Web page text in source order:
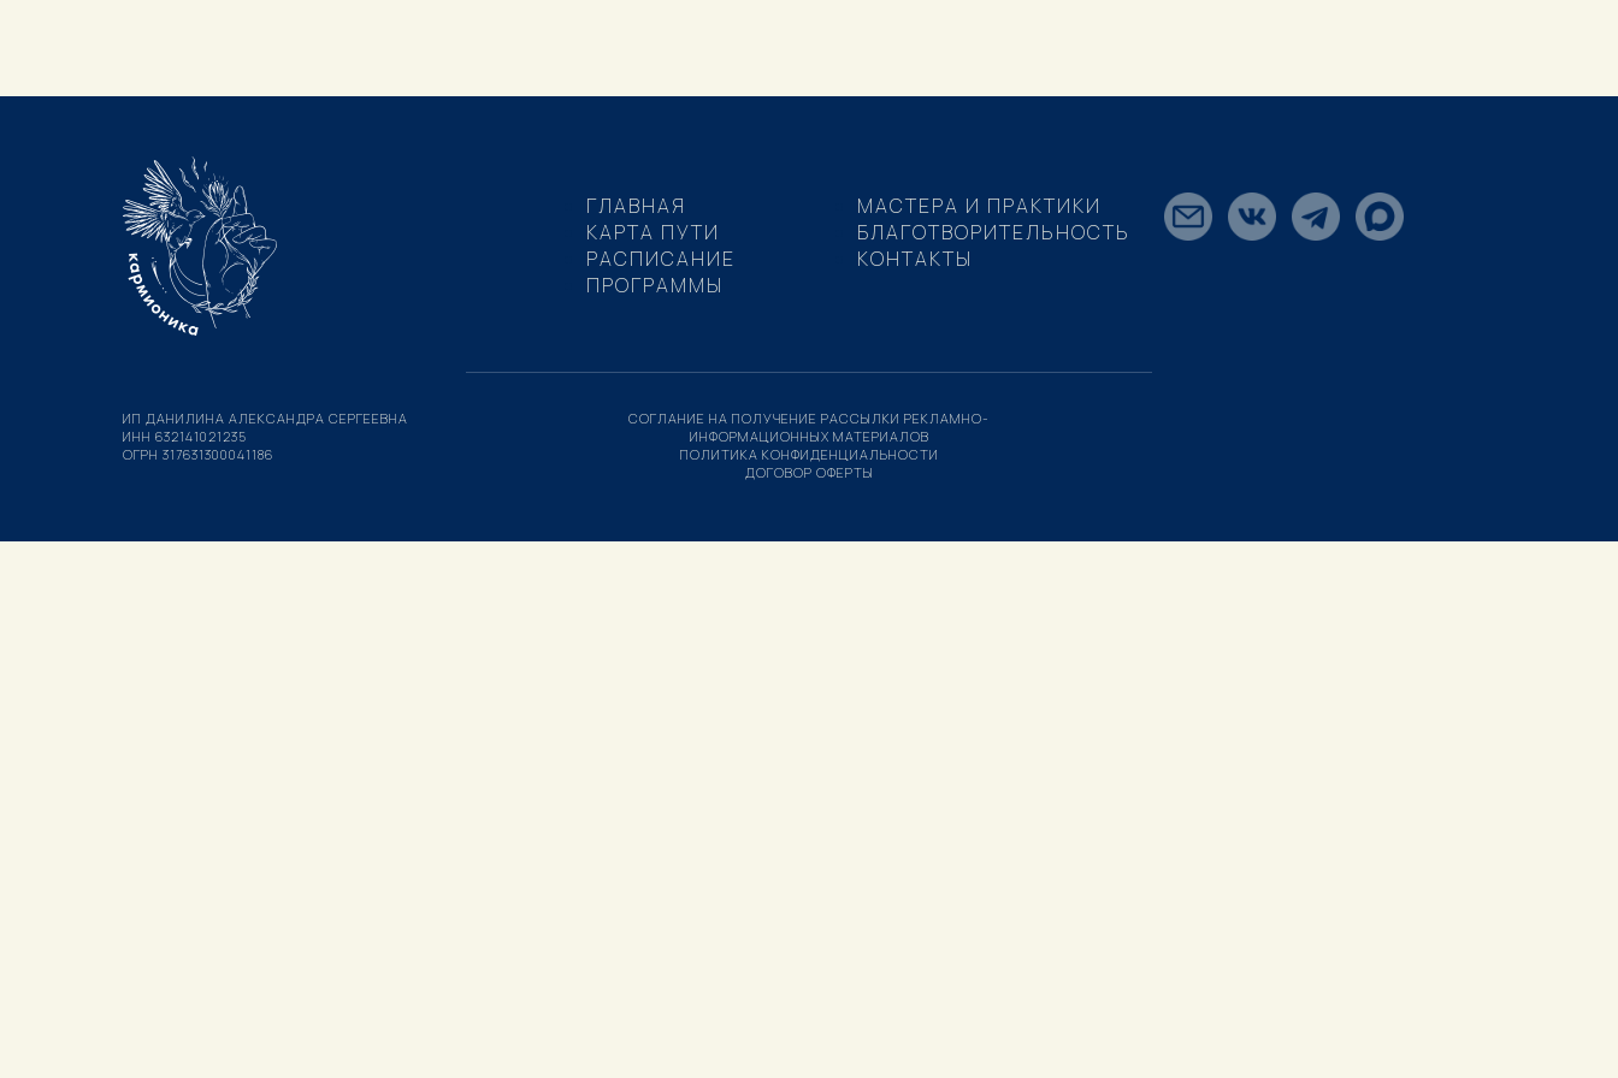
ГЛАВНАЯ
КАРТА ПУТИ
РАСПИСАНИЕ
ПРОГРАММЫ
МАСТЕРА И ПРАКТИКИ
БЛАГОТВОРИТЕЛЬНОСТЬ
КОНТАКТЫ
ИП ДАНИЛИНА АЛЕКСАНДРА СЕРГЕЕВНА
ИНН 632141021235
ОГРН 317631300041186
СОГЛАНИЕ НА ПОЛУЧЕНИЕ РАССЫЛКИ РЕКЛАМНО-
ИНФОРМАЦИОННЫХ МАТЕРИАЛОВ
ПОЛИТИКА КОНФИДЕНЦИАЛЬНОСТИ
ДОГОВОР ОФЕРТЫ